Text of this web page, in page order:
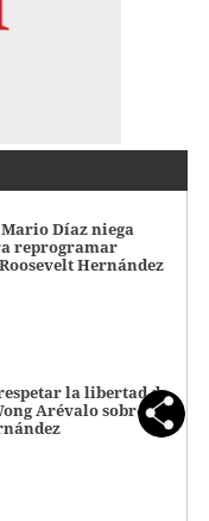
Díaz niega
reprogramar
Hernández
la libertad de
Arévalo sobre